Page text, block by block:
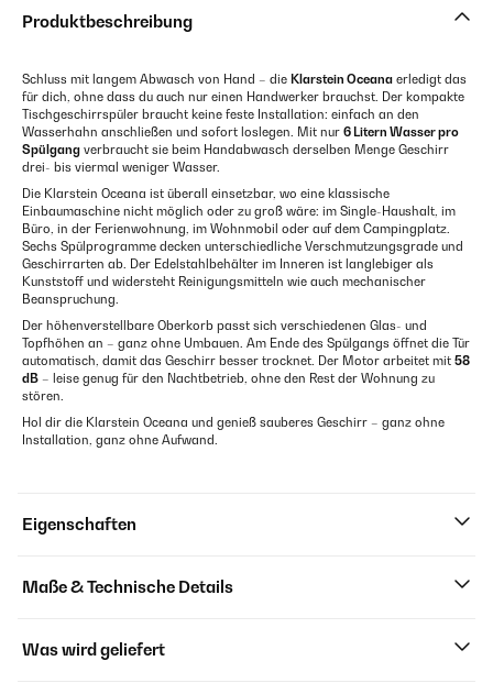
Produktbeschreibung
Schluss mit langem Abwasch von Hand – die Klarstein Oceana erledigt das
für dich, ohne dass du auch nur einen Handwerker brauchst. Der kompakte
Tischgeschirrspüler braucht keine feste Installation: einfach an den
Wasserhahn anschließen und sofort loslegen. Mit nur 6 Litern Wasser pro
Spülgang verbraucht sie beim Handabwasch derselben Menge Geschirr
drei- bis viermal weniger Wasser.
Die Klarstein Oceana ist überall einsetzbar, wo eine klassische
Einbaumaschine nicht möglich oder zu groß wäre: im Single-Haushalt, im
Büro, in der Ferienwohnung, im Wohnmobil oder auf dem Campingplatz.
Sechs Spülprogramme decken unterschiedliche Verschmutzungsgrade und
Geschirrarten ab. Der Edelstahlbehälter im Inneren ist langlebiger als
Kunststoff und widersteht Reinigungsmitteln wie auch mechanischer
Beanspruchung.
Der höhenverstellbare Oberkorb passt sich verschiedenen Glas- und
Topfhöhen an – ganz ohne Umbauen. Am Ende des Spülgangs öffnet die Tür
automatisch, damit das Geschirr besser trocknet. Der Motor arbeitet mit 58
dB – leise genug für den Nachtbetrieb, ohne den Rest der Wohnung zu
stören.
Hol dir die Klarstein Oceana und genieß sauberes Geschirr – ganz ohne
Installation, ganz ohne Aufwand.
Eigenschaften
Maße & Technische Details
Was wird geliefert